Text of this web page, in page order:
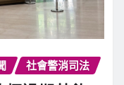
社會警消司法